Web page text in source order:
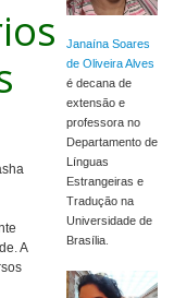
Janaína Soares
de Oliveira Alves
é decana de
extensão e
professora no
Departamento de
Línguas
Estrangeiras e
Tradução na
Universidade de
Brasília.
A